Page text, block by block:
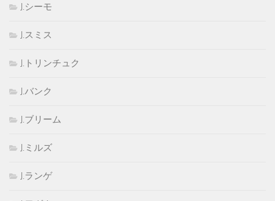
J.シーモ
J.スミス
J.トリンチュク
J.バンク
J.ブリーム
J.ミルズ
J.ランゲ